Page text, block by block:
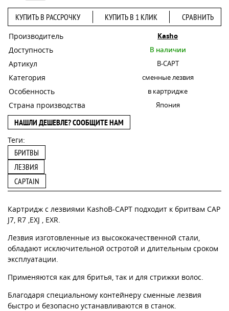
КУПИТЬ В РАССРОЧКУ КУПИТЬ В 1 КЛИК СРАВНИТЬ
Производитель Kasho
Доступность В наличии
Артикул B-CAPT
Категория сменные лезвия
Особенность в картридже
Страна производства Япония
НАШЛИ ДЕШЕВЛЕ? СООБЩИТЕ НАМ
Теги:
БРИТВЫ
ЛЕЗВИЯ
CAPTAIN
Картридж с лезвиями KashoB-CAPT подходит к бритвам CAP
J7, R7 ,EXJ , EXR.
Лезвия изготовленные из высококачественной стали,
обладают исключительной остротой и длительным сроком
эксплуатации.
Применяются как для бритья, так и для стрижки волос.
Благодаря специальному контейнеру сменные лезвия
быстро и безопасно устанавливаются в станок.